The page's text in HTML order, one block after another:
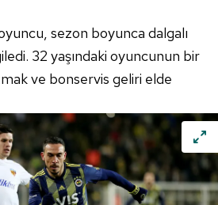
sezon boyunca dalgalı
32 yaşındaki oyuncunun bir
ve bonservis geliri elde